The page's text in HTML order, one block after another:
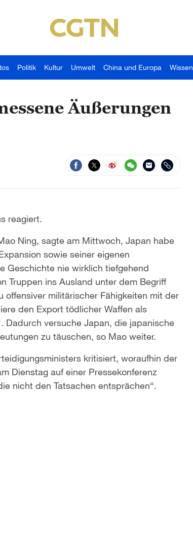
Politik Kultur Umwelt China und Europa Wissen
Äußerungen
reagiert.
Ning, sagte am Mittwoch, Japan habe
sowie seiner eigenen
Geschichte nie wirklich tiefgehend
Truppen ins Ausland unter dem Begriff
militärischer Fähigkeiten mit der
den Export tödlicher Waffen als
Dadurch versuche Japan, die japanische
zu täuschen, so Mao weiter.
kritisiert, woraufhin der
Dienstag auf einer Pressekonferenz
nicht den Tatsachen entsprächen“.